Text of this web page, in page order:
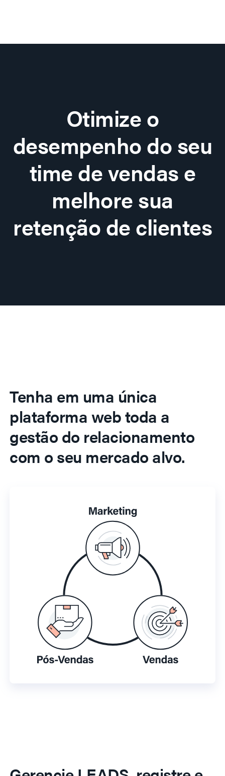
Otimize o
desempenho do seu
time de vendas e
melhore sua
retenção de clientes
Tenha em uma única
plataforma web toda a
gestão do relacionamento
com o seu mercado alvo.